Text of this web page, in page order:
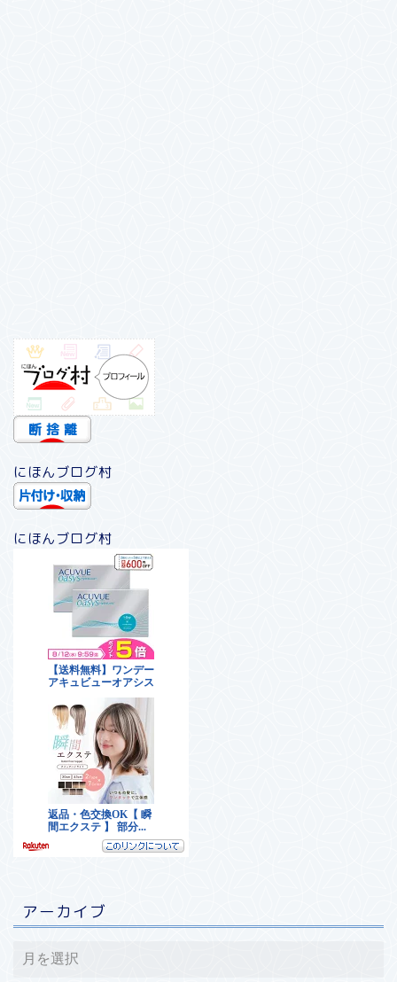
にほんブログ村
にほんブログ村
アーカイブ